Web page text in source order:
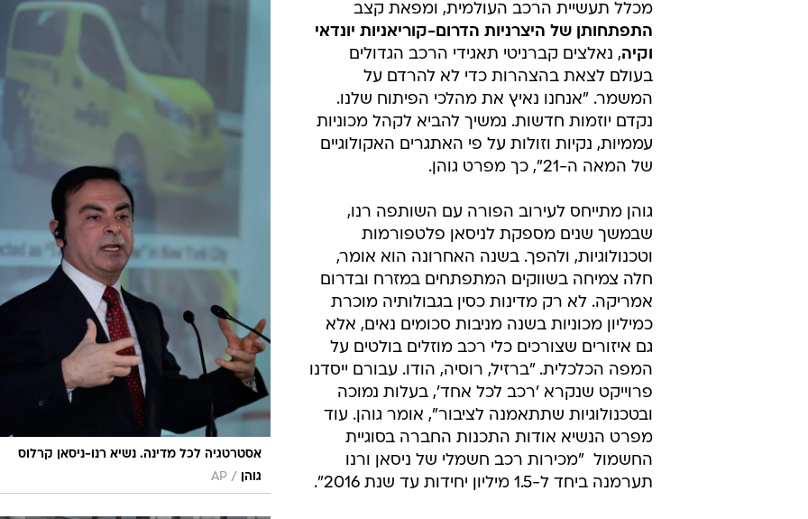
אסטרטגיה לכל מדינה. נשיא רנו-ניסאן קרלוס
גוהן
/
AP
מכלל תעשיית הרכב העולמית, ומפאת קצב
התפתחותן של היצרניות הדרום-קוריאניות יונדאי
וקיה, נאלצים קברניטי תאגידי הרכב הגדולים
בעולם לצאת בהצהרות כדי לא להרדם על
המשמר. "אנחנו נאיץ את מהלכי הפיתוח שלנו.
נקדם יוזמות חדשות. נמשיך להביא לקהל מכוניות
עממיות, נקיות וזולות על פי האתגרים האקולוגיים
של המאה ה-21", כך מפרט גוהן.
גוהן מתייחס לעירוב הפורה עם השותפה רנו,
שבמשך שנים מספקת לניסאן פלטפורמות
וטכנולוגיות, ולהפך. בשנה האחרונה הוא אומר,
חלה צמיחה בשווקים המתפתחים במזרח ובדרום
אמריקה. לא רק מדינות כסין בגבולותיה מוכרת
כמיליון מכוניות בשנה מניבות סכומים נאים, אלא
גם איזורים שצורכים כלי רכב מוזלים בולטים על
המפה הכלכלית. "ברזיל, רוסיה, הודו. עבורם ייסדנו
פרוייקט שנקרא 'רכב לכל אחד', בעלות נמוכה
ובטכנולוגיות שתתאמנה לציבור", אומר גוהן. עוד
מפרט הנשיא אודות התכנות החברה בסוגיית
החשמול  "מכירות רכב חשמלי של ניסאן ורנו
תערמנה ביחד ל-1.5 מיליון יחידות עד שנת 2016".